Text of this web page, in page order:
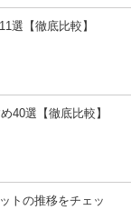
選【徹底比較】
40選【徹底比較】
トの推移をチェッ